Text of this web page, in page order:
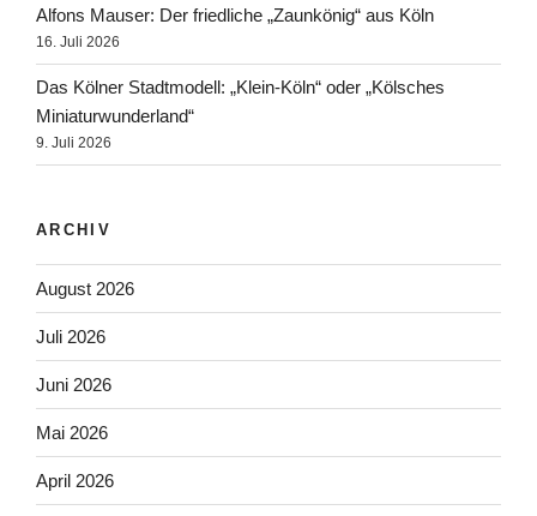
Alfons Mauser: Der friedliche „Zaunkönig“ aus Köln
16. Juli 2026
Das Kölner Stadtmodell: „Klein-Köln“ oder „Kölsches
Miniaturwunderland“
9. Juli 2026
ARCHIV
August 2026
Juli 2026
Juni 2026
Mai 2026
April 2026